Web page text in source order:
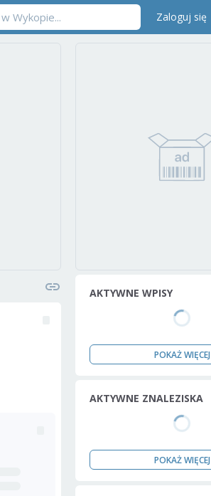
Zaloguj się
AKTYWNE WPISY
POKAŻ WIĘCEJ
AKTYWNE ZNALEZISKA
POKAŻ WIĘCEJ